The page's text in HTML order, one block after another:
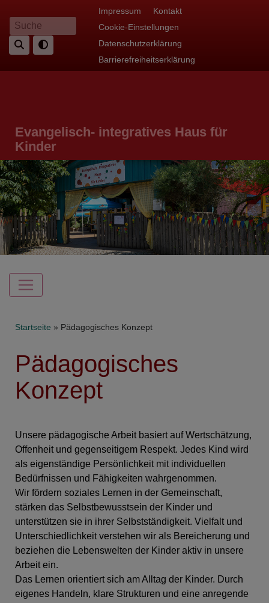
zum
Inhalt
Suche
Fußbereichsmenü
Impressum
Kontakt
Cookie-Einstellungen
Datenschutzerklärung
Barrierefreiheitserklärung
Evangelisch- integratives Haus für
Kinder
Hauptnavigation
Breadcrumb
Startseite Pädagogisches Konzept
Pädagogisches
Konzept
Unsere pädagogische Arbeit basiert auf Wertschätzung,
Offenheit und gegenseitigem Respekt. Jedes Kind wird
als eigenständige Persönlichkeit mit individuellen
Bedürfnissen und Fähigkeiten wahrgenommen.
Wir fördern soziales Lernen in der Gemeinschaft,
stärken das Selbstbewusstsein der Kinder und
unterstützen sie in ihrer Selbstständigkeit. Vielfalt und
Unterschiedlichkeit verstehen wir als Bereicherung und
beziehen die Lebenswelten der Kinder aktiv in unsere
Arbeit ein.
Das Lernen orientiert sich am Alltag der Kinder. Durch
eigenes Handeln, klare Strukturen und eine anregende